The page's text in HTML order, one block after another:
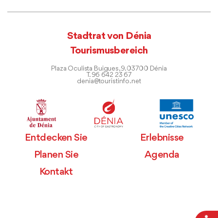
Stadtrat von Dénia
Tourismusbereich
Plaza Oculista Buigues, 9. 03700 Dénia
T. 96 642 23 67
denia@touristinfo.net
Entdecken Sie
Erlebnisse
Planen Sie
Agenda
Kontakt